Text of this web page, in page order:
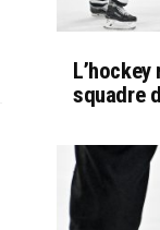
squadre